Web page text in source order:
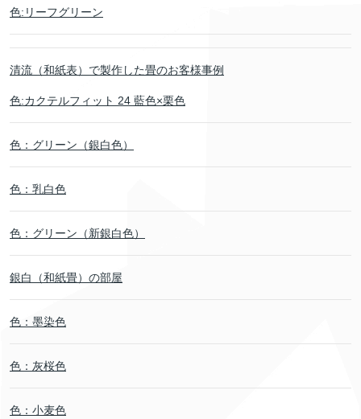
色:リーフグリーン
清流（和紙表）で製作した畳のお客様事例
色:カクテルフィット 24 藍色×栗色
色：グリーン（銀白色）
色：乳白色
色：グリーン（新銀白色）
銀白（和紙畳）の部屋
色：墨染色
色：灰桜色
色：小麦色